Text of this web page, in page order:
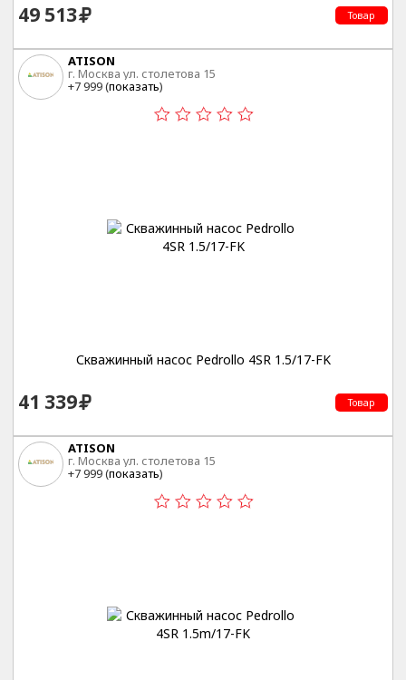
49 513 Товар
ATISON
г. Москва ул. столетова 15
+7 999 (показать)
Скважинный насос Pedrollo 4SR 1.5/17-FK
41 339 Товар
ATISON
г. Москва ул. столетова 15
+7 999 (показать)